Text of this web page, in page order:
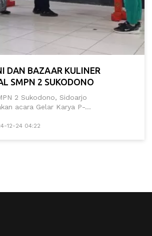
DAN BAZAAR KULINER
SMPN 2 SUKODONO
2 Sukodono, Sidoarjo
acara Gelar Karya P-...
12-24 04:22